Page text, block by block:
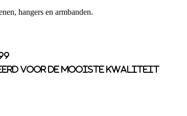
hangers en armbanden.
voor de mooiste kwaliteit